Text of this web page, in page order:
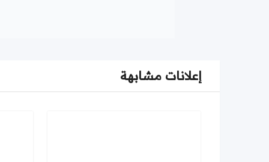
إعلانات مشابهة